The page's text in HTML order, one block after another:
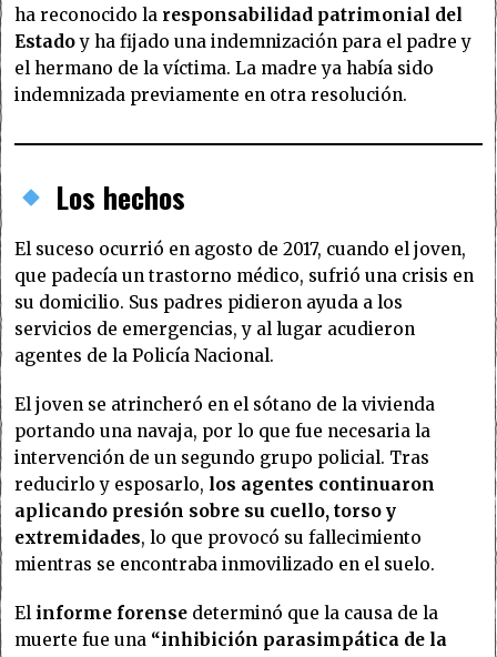
ha reconocido la responsabilidad patrimonial del
Estadoy ha fijado una indemnización para el padre y
el hermano de la víctima. La madre ya había sido
indemnizada previamente en otra resolución.
Los hechos
El suceso ocurrió en agosto de 2017, cuando el joven,
que padecía un trastorno médico, sufrió una crisis en
su domicilio. Sus padres pidieron ayuda a los
servicios de emergencias, y al lugar acudieron
agentes de la Policía Nacional.
El joven se atrincheró en el sótano de la vivienda
portando una navaja, por lo que fue necesaria la
intervención de un segundo grupo policial. Tras
reducirlo y esposarlo, los agentes continuaron
aplicando presión sobre su cuello, torso y
extremidades, lo que provocó su fallecimiento
mientras se encontraba inmovilizado en el suelo.
El informe forense determinó que la causa de la
muerte fue una “inhibición parasimpática de la